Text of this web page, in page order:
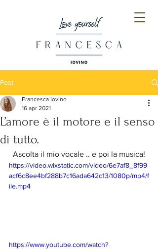
Post
L’amore è il motore e il senso
di tutto.
Francesca Iovino
16 apr 2021
Ascolta il mio vocale .. e poi la musica!
https://video.wixstatic.com/video/6e7af8_8f99
acf6c8ee4bf288b7c16ada642c13/1080p/mp4/f
ile.mp4
https://www.youtube.com/watch?